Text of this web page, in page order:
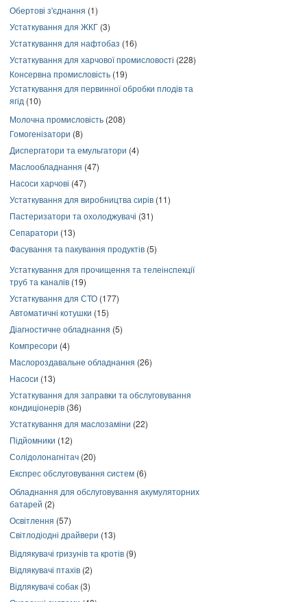
Обертові з'єднання (1)
Устаткування для ЖКГ (3)
Устаткування для нафтобаз (16)
Устаткування для харчової промисловості (228)
Консервна промисловість (19)
Устаткування для первинної обробки плодів та
ягід (10)
Молочна промисловість (208)
Гомогенізатори (8)
Диспергатори та емульгатори (4)
Маслообладнання (47)
Насоси харчові (47)
Устаткування для виробництва сирів (11)
Пастеризатори та охолоджувачі (31)
Сепаратори (13)
Фасування та пакування продуктів (5)
Устаткування для прочищення та телеінспекції
труб та каналів (19)
Устаткування для СТО (177)
Автоматичні котушки (15)
Діагностичне обладнання (5)
Компресори (4)
Маслороздавальне обладнання (26)
Насоси (13)
Устаткування для заправки та обслуговування
кондиціонерів (36)
Устаткування для маслозаміни (22)
Підйомники (12)
Солідолонагнітач (20)
Експрес обслуговування систем (6)
Обладнання для обслуговування акумуляторних
батарей (2)
Освітлення (57)
Світлодіодні драйвери (13)
Відлякувачі гризунів та кротів (9)
Відлякувачі птахів (2)
Відлякувачі собак (3)